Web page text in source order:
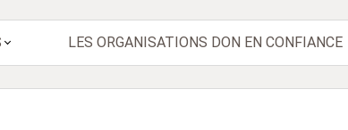
LES ORGANISATIONS DON EN CONFIANCE